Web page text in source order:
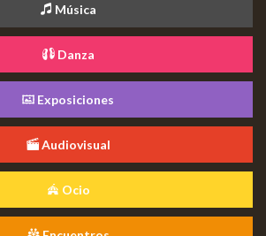
Música
Danza
Exposiciones
Audiovisual
Ocio